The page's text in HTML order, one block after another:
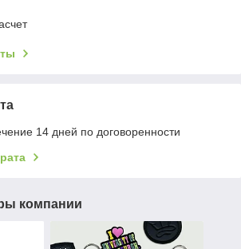
14 дней по договоренности
компании